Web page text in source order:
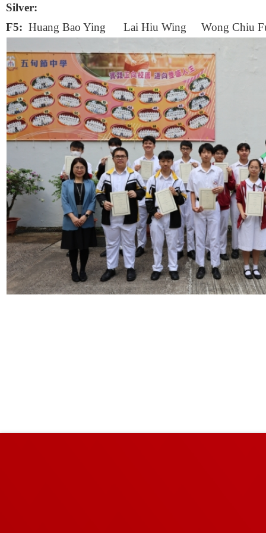
Silver:
F5: Huang Bao Ying Lai Hiu Wing Wong Chiu